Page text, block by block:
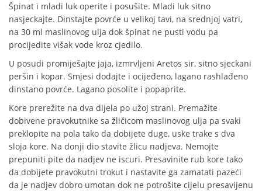
Špinat i mladi luk operite i posušite. Mladi luk sitno
nasjeckajte. Dinstajte povrće u velikoj tavi, na srednjoj vatri,
na 30 ml maslinovog ulja dok špinat ne pusti vodu pa
procijedite višak vode kroz cjedilo.
U posudi promiješajte jaja, izmrvljeni Aretos sir, sitno sjeckani
peršin i kopar. Smjesi dodajte i ocijeđeno, lagano rashlađeno
dinstano povrće. Lagano posolite i popaprite.
Kore prerežite na dva dijela po užoj strani. Premažite
dobivene pravokutnike sa žličicom maslinovog ulja pa svaki
preklopite na pola tako da dobijete duge, uske trake s dva
sloja kore. Na donji dio stavite žlicu nadjeva. Nemojte
prepuniti pite da nadjev ne iscuri. Presavinite rub kore tako
da dobijete pravokutni trokut i nastavite ga zamatati pazeći
da je nadjev dobro umotan dok ne potrošite cijelu presavijenu